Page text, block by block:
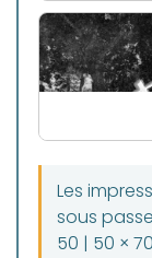
Les
sous
50 | 50 × 70